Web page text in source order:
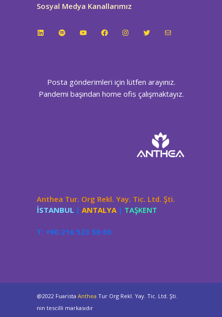
Sosyal Medya Kanallarımız
LinkedInSpotifyYouTubeFacebookInstagramTwitterE-posta
Posta gönderimleri için lütfen arayınız.
Pandemi başından home ofis çalışmaktayız.
Anthea Tur. Org Rekl. Yay. Tic. Ltd. Şti.
İSTANBUL | ANTALYA | TAŞKENT
T: +90 216 523 50 60
@2022 Fuarista Anthea Tur Org Rekl. Yay. Tic. Ltd. Şti.
nin tescilli markasıdır